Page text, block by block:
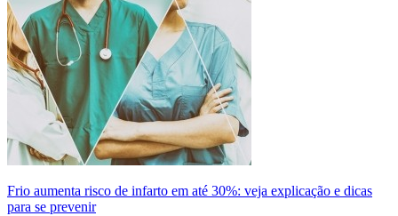
Frio aumenta risco de infarto em até 30%: veja explicação e dicas
para se prevenir